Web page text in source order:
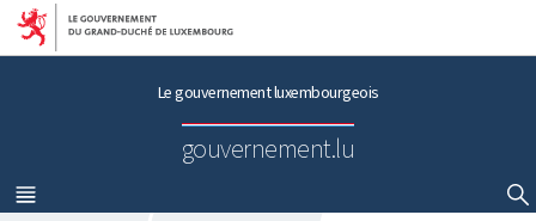
Aller au menu principal
Aller au contenu
Le gouvernement luxembourgeois
gouvernement.lu
MENU
PRINCIPAL
AFFICHER / MASQUER LA RECHERCHE